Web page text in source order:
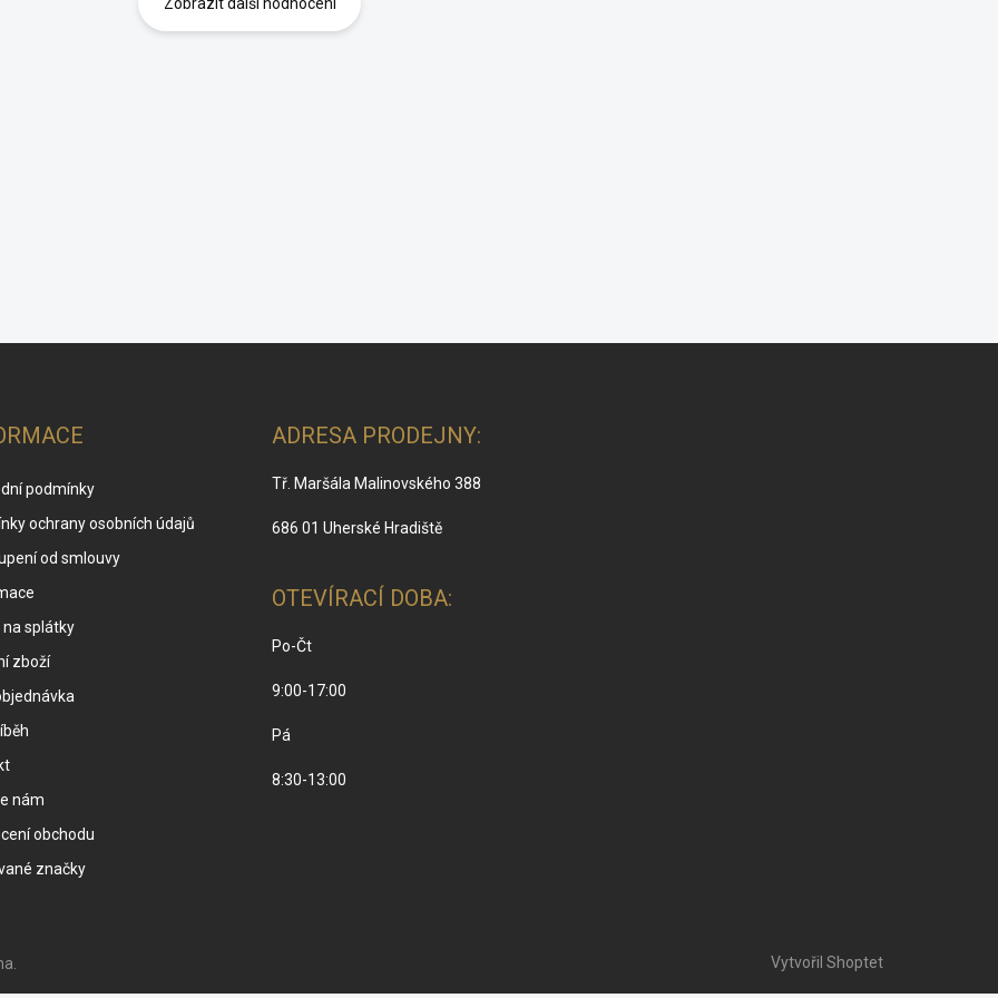
podmínky
ochrany osobních údajů
od smlouvy
na splátky
zboží
nám
obchodu
značky
ADRESA PRODEJNY:
Tř. Maršála Malinovského 388
686 01 Uherské Hradiště
OTEVÍRACÍ DOBA:
Po-Čt
9:00-17:00
Pá
8:30-13:00
Vytvořil Shoptet